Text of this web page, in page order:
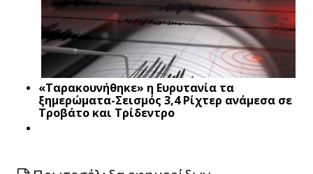
«Ταρακουνήθηκε» η Ευρυτανία τα
ξημερώματα-Σεισμός 3,4 Ρίχτερ ανάμεσα σε
Τροβάτο και Τρίδεντρο